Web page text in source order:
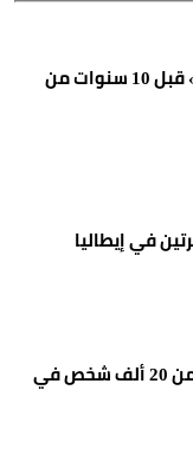
تحليل دم يكشف الـ«ألزهايمر» قبل 10 سنوات من
حرائق كندا تتمدد.. إجلاء أكثر من 20 ألف شخص في